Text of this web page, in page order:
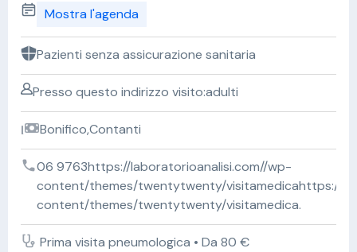
Mostra l'agenda
Pazienti senza assicurazione sanitaria
Presso questo indirizzo visito:adulti
Bonifico,Contanti
06 9763https://laboratorioanalisi.com//wp-
content/themes/twentytwenty/visitamedicahttps://
content/themes/twentytwenty/visitamedica.
Prima visita pneumologica • Da 80 €